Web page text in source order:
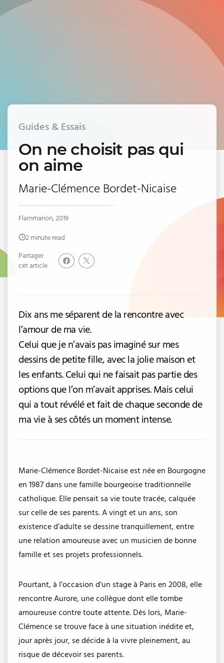
Guides & Essais
On ne choisit pas qui
on aime
Marie-Clémence Bordet-Nicaise
Flammarion, 2019
2 minute read
Partager
cet article
Dix ans me séparent de la rencontre avec
l’amour de ma vie.
Celui que je n’avais pas imaginé sur mes
dessins de petite fille, avec la jolie maison et
les enfants. Celui qui ne faisait pas partie des
options que l’on m’avait apprises. Mais celui
qui a tout révélé et fait de chaque seconde de
ma vie à ses côtés un moment intense.
Marie-Clémence Bordet-Nicaise est née en Bourgogne
en 1987 dans une famille bourgeoise traditionnelle
catholique. Elle pensait sa vie toute tracée, calquée
sur celle de ses parents. A vingt et un ans, son
existence d’adulte se dessine tranquillement, entre
une relation amoureuse avec un musicien de bonne
famille et ses projets professionnels.
Pourtant, à l’occasion d’un stage à Paris en 2008, elle
rencontre Aurore, une collègue dont elle tombe
amoureuse contre toute attente. Dès lors, Marie-
Clémence se trouve face à une situation inédite et,
jour après jour, se décide à la vivre pleinement, au
risque de décevoir ses parents.